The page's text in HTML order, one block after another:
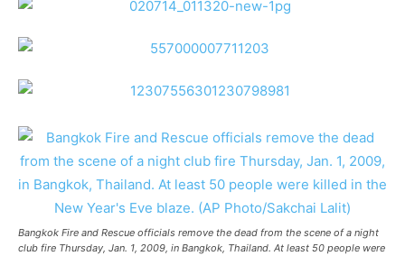
Bangkok Fire and Rescue officials remove the dead from the scene of a night
club fire Thursday, Jan. 1, 2009, in Bangkok, Thailand. At least 50 people were